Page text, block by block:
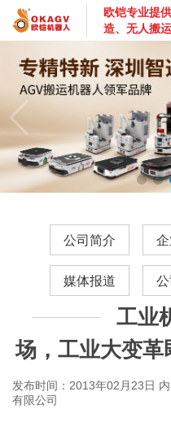
欧铠专业提
造、无人搬
公司简介
媒体报道
工业
场，工业大变革
发布时间：2013年02月23日
有限公司